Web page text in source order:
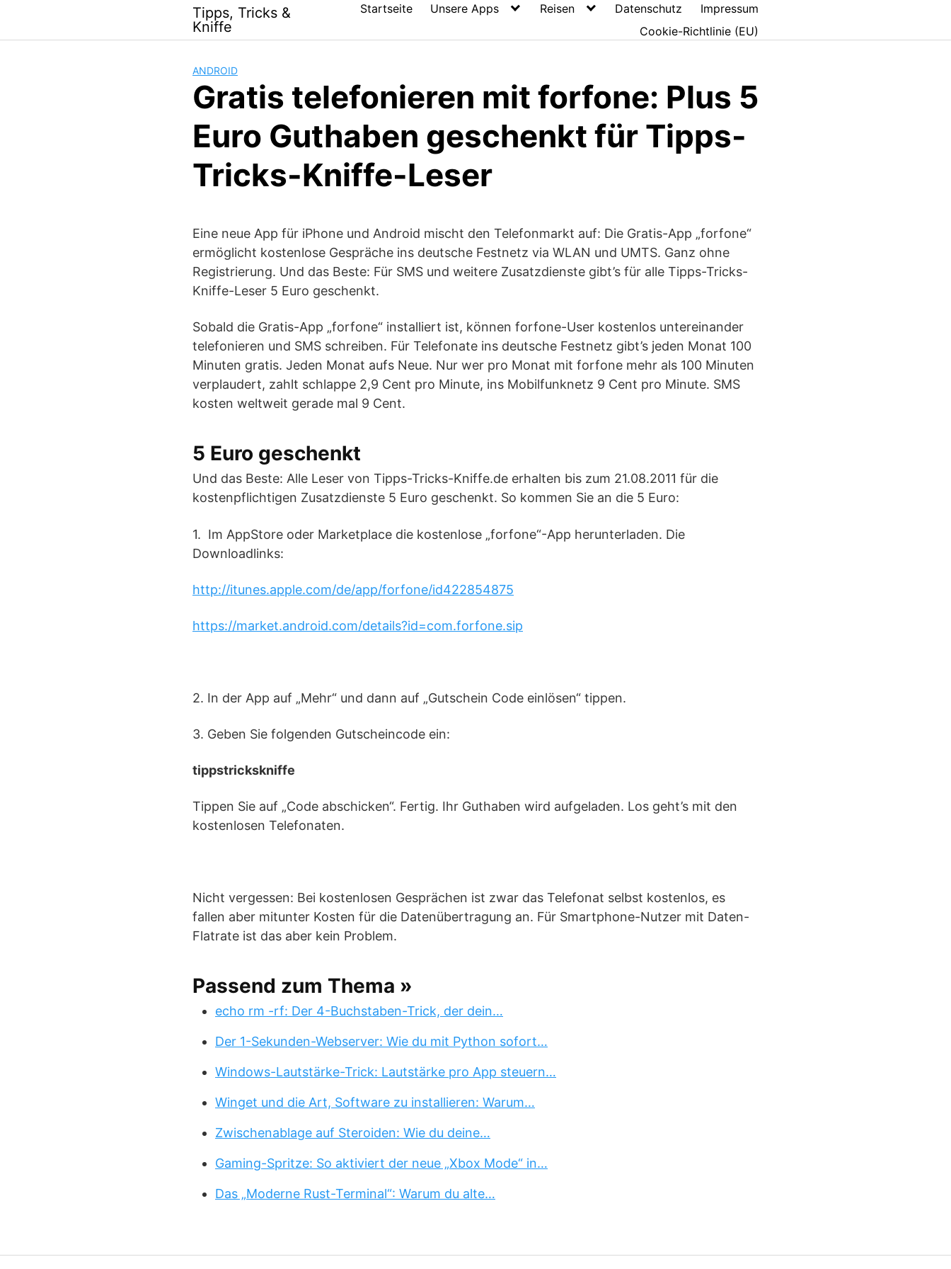
content
Tipps, Tricks &
Kniffe
Startseite Unsere Apps Reisen Datenschutz
Impressum
Cookie-Richtlinie (EU)
ANDROID
Gratis telefonieren mit forfone: Plus 5
Euro Guthaben geschenkt für Tipps-
Tricks-Kniffe-Leser
Eine neue App für iPhone und Android mischt den Telefonmarkt auf: Die Gratis-App „forfone“
ermöglicht kostenlose Gespräche ins deutsche Festnetz via WLAN und UMTS. Ganz ohne
Registrierung. Und das Beste: Für SMS und weitere Zusatzdienste gibt’s für alle Tipps-Tricks-
Kniffe-Leser 5 Euro geschenkt.
Sobald die Gratis-App „forfone“ installiert ist, können forfone-User kostenlos untereinander
telefonieren und SMS schreiben. Für Telefonate ins deutsche Festnetz gibt’s jeden Monat 100
Minuten gratis. Jeden Monat aufs Neue. Nur wer pro Monat mit forfone mehr als 100 Minuten
verplaudert, zahlt schlappe 2,9 Cent pro Minute, ins Mobilfunknetz 9 Cent pro Minute. SMS
kosten weltweit gerade mal 9 Cent.
5 Euro geschenkt
Und das Beste: Alle Leser von Tipps-Tricks-Kniffe.de erhalten bis zum 21.08.2011 für die
kostenpflichtigen Zusatzdienste 5 Euro geschenkt. So kommen Sie an die 5 Euro:
1. Im AppStore oder Marketplace die kostenlose „forfone“-App herunterladen. Die
Downloadlinks:
http://itunes.apple.com/de/app/forfone/id422854875
https://market.android.com/details?id=com.forfone.sip
2. In der App auf „Mehr“ und dann auf „Gutschein Code einlösen“ tippen.
3. Geben Sie folgenden Gutscheincode ein:
tippstrickskniffe
Tippen Sie auf „Code abschicken“. Fertig. Ihr Guthaben wird aufgeladen. Los geht’s mit den
kostenlosen Telefonaten.
Nicht vergessen: Bei kostenlosen Gesprächen ist zwar das Telefonat selbst kostenlos, es
fallen aber mitunter Kosten für die Datenübertragung an. Für Smartphone-Nutzer mit Daten-
Flatrate ist das aber kein Problem.
Passend zum Thema »
echo rm -rf: Der 4-Buchstaben-Trick, der dein…
Der 1-Sekunden-Webserver: Wie du mit Python sofort…
Windows-Lautstärke-Trick: Lautstärke pro App steuern…
Winget und die Art, Software zu installieren: Warum…
Zwischenablage auf Steroiden: Wie du deine…
Gaming-Spritze: So aktiviert der neue „Xbox Mode“ in…
Das „Moderne Rust-Terminal“: Warum du alte…